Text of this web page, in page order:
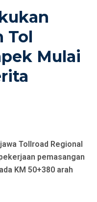
Tol
Mulai
Tollroad Regional
pemasangan
KM 50+380 arah